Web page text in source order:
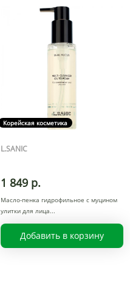
Корейская косметика
L.SANIC
1 849 р.
Масло-пенка гидрофильное с муцином
улитки для лица
Добавить в корзину